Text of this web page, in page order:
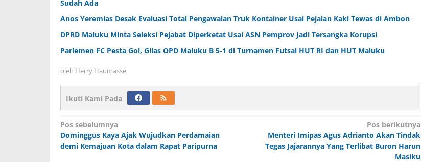
Sudah Ada
Anos Yeremias Desak Evaluasi Total Pengawalan Truk Kontainer Usai Pejalan Kaki Tewas di Ambon
DPRD Maluku Minta Seleksi Pejabat Diperketat Usai ASN Pemprov Jadi Tersangka Korupsi
Parlemen FC Pesta Gol, Gilas OPD Maluku B 5-1 di Turnamen Futsal HUT RI dan HUT Maluku
oleh Herry Haumasse
Ikuti Kami Pada
Navigasi
pos
Pos sebelumnya
Dominggus Kaya Ajak Wujudkan Perdamaian
demi Kemajuan Kota dalam Rapat Paripurna
Pos berikutnya
Menteri Imipas Agus Adrianto Akan Tindak
Tegas Jajarannya Yang Terlibat Buron Harun
Masiku